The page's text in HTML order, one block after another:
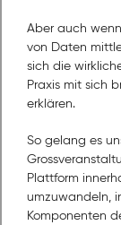
Aber auch
von Daten
sich die
Praxis mit sich
erklären.
So gelang es
Plattform
umzuwandeln,
Komponenten